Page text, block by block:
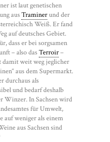
ist laut genetischen
ausTraminerund der
Weiß. Er fand
auf deutsches Gebiet.
dass er bei sorgsamen
– also dasTerroir–
weit weg jeglicher
aus dem Supermarkt.
durchaus als
und bedarf deshalb
Winzer. In Sachsen wird
für Umwelt,
auf weniger als einem
aus Sachsen sind